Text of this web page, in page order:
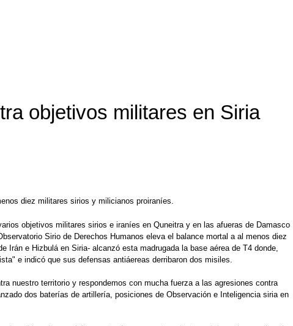
objetivos militares en Siria
diez militares sirios y milicianos proiraníes.
objetivos militares sirios e iraníes en Quneitra y en las afueras de Damasco
Sirio de Derechos Humanos eleva el balance mortal a al menos diez
e Hizbulá en Siria- alcanzó esta madrugada la base aérea de T4 donde,
e indicó que sus defensas antiáereas derribaron dos misiles.
nuestro territorio y respondemos con mucha fuerza a las agresiones contra
dos baterías de artillería, posiciones de Observación e Inteligencia siria en